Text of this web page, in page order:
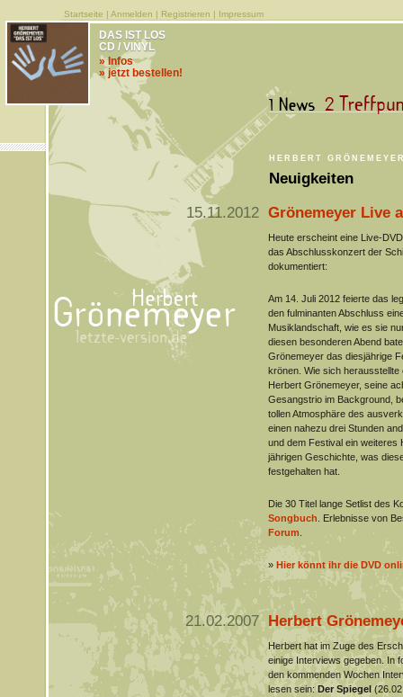
Startseite | Anmelden | Registrieren | Impressum
HERBERT
Neuigkeiten
DAS IST LOS
CD / VINYL
» Infos
» jetzt bestellen!
15.11.2012 Grönemeyer Live
Heute erscheint eine Live-
das Abschlusskonzert der
dokumentiert:
Am 14. Juli 2012 feierte das
den fulminanten Abschluss
Musiklandschaft, wie es sie
diesen besonderen Abend
Grönemeyer das diesjährige
krönen. Wie sich herausstellte
Herbert Grönemeyer, seine
Gesangstrio im Background,
tollen Atmosphäre des
einen nahezu drei Stunden
und dem Festival ein weiteres
jährigen Geschichte, was
festgehalten hat.
Die 30 Titel lange Setlist des
Songbuch . Erlebnisse von
Forum
» Hier könnt ihr die DVD
21.02.2007 Herbert
Herbert hat im Zuge des
einige Interviews gegeben. In
den kommenden Wochen
lesen sein:Der Spiegel